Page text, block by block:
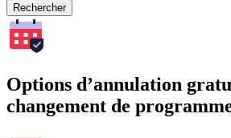
Rechercher
Options d’annulation
changement de